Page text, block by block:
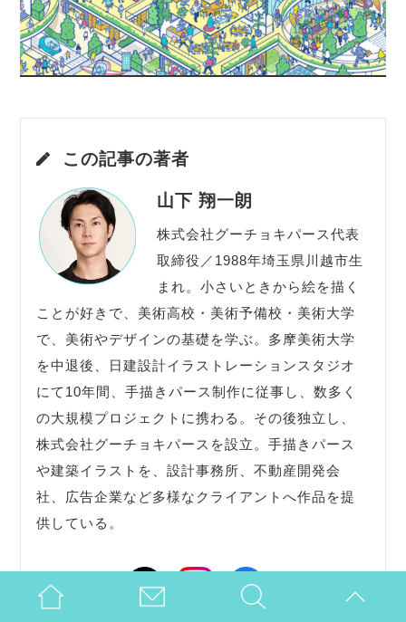
この記事の著者
山下 翔一朗
株式会社グーチョキパース代表
取締役／1988年埼玉県川越市生
まれ。小さいときから絵を描く
ことが好きで、美術高校・美術予備校・美術大学
で、美術やデザインの基礎を学ぶ。多摩美術大学
を中退後、日建設計イラストレーションスタジオ
にて10年間、手描きパース制作に従事し、数多く
の大規模プロジェクトに携わる。その後独立し、
株式会社グーチョキパースを設立。手描きパース
や建築イラストを、設計事務所、不動産開発会
社、広告企業など多様なクライアントへ作品を提
供している。